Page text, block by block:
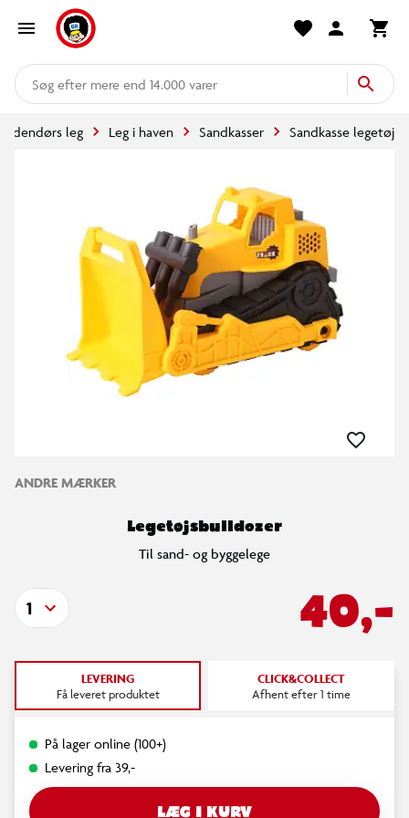
mere end 14.000 varer
Udendørs leg Leg i haven Sandkasser Sandkasse legetøj
ANDRE MÆRKER
Legetøjsbulldozer
Til sand- og byggelege
40,-
1
LEVERING
Få leveret produktet
CLICK&COLLECT
Afhent efter 1 time
På lager online (100+)
Levering fra 39,-
LÆG I KURV